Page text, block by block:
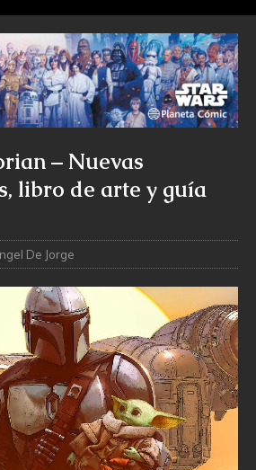
– Nuevas
libro de arte y guía
De Jorge